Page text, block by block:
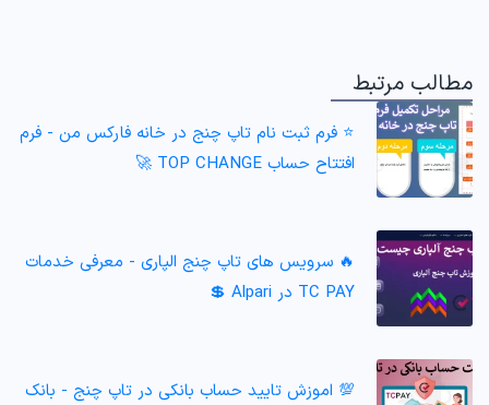
مطالب مرتبط
⭐️ فرم ثبت نام تاپ چنج در خانه فارکس من - فرم
افتتاح حساب TOP CHANGE 🚀
🔥 سرویس های تاپ چنج الپاری - معرفی خدمات
TC PAY در Alpari 💲
💯 اموزش تایید حساب بانکی در تاپ چنج - بانک